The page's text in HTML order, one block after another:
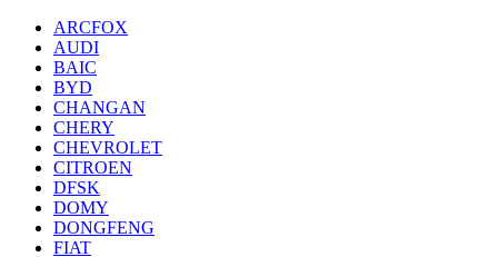
ARCFOX
AUDI
BAIC
BYD
CHANGAN
CHERY
CHEVROLET
CITROEN
DFSK
DOMY
DONGFENG
FIAT